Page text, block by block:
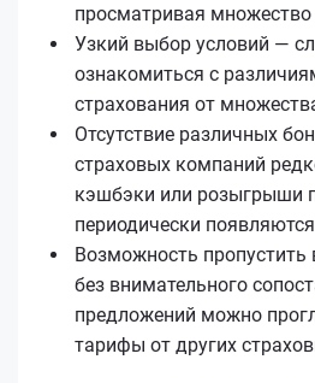
просматривая множество
Узкий выбор условий —
ознакомиться с
страхования от
Отсутствие различных
страховых компаний
кэшбэки или розыгрыши
периодически
Возможность
без внимательного
предложений можно
тарифы от других